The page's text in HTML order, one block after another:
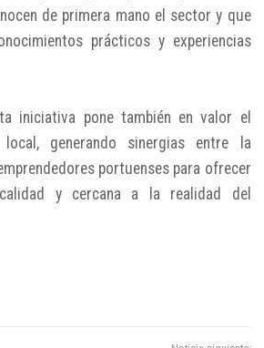
de primera mano el sector y que
prácticos y experiencias
iniciativa pone también en valor el
generando sinergias entre la
portuenses para ofrecer
y cercana a la realidad del